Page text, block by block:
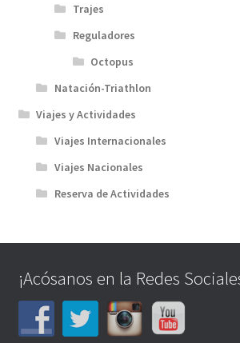
Trajes
Reguladores
Octopus
Natación-Triathlon
Viajes y Actividades
Viajes Internacionales
Viajes Nacionales
Reserva de Actividades
¡Acósanos en la Redes